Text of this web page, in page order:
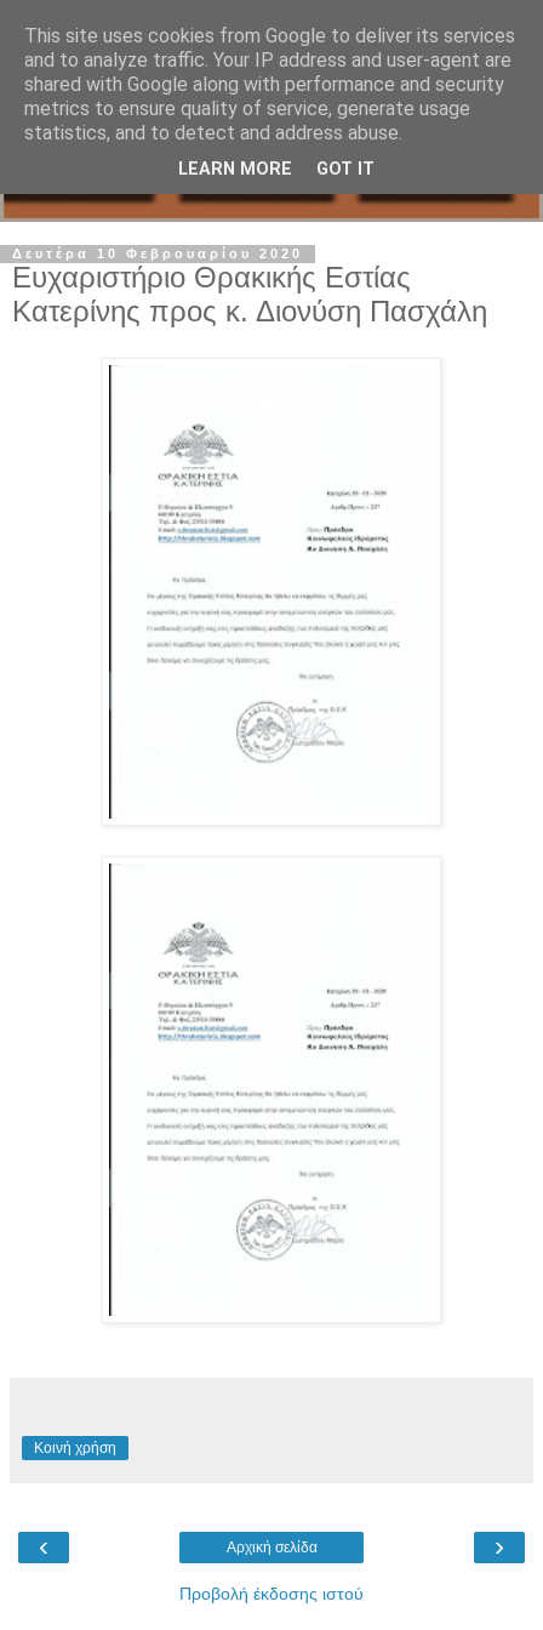
Δευτέρα 10 Φεβρουαρίου 2020
Ευχαριστήριο Θρακικής Εστίας
Κατερίνης προς κ. Διονύση Πασχάλη
Κοινή χρήση
‹ ›
Αρχική σελίδα
Προβολή έκδοσης ιστού
This site uses cookies from Google to deliver its services
and to analyze traffic. Your IP address and user-agent are
shared with Google along with performance and security
metrics to ensure quality of service, generate usage
statistics, and to detect and address abuse.
LEARN MORE GOT IT